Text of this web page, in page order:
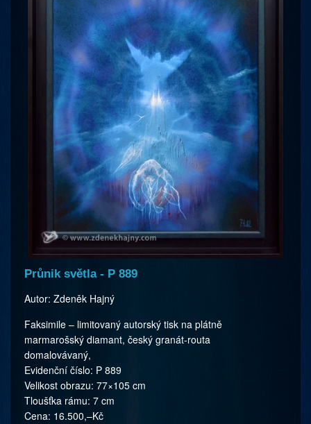
Průnik světla - P 889
Autor: Zdeněk Hajný
Faksimile – limitovaný autorský tisk na plátně
marmarošský diamant, český granát-routa
domalovávaný,
Evidenční číslo: P 889
Velikost obrazu: 77×105 cm
Tloušťka rámu: 7 cm
Cena: 16.500,–Kč